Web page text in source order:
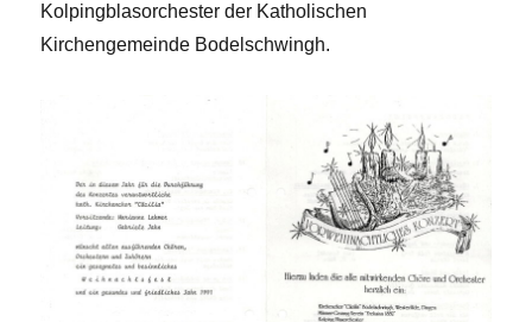
Kolpingblasorchester der Katholischen
Kirchengemeinde Bodelschwingh.